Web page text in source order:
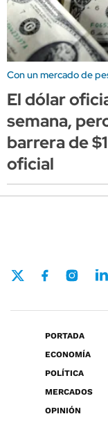
Con un mercado de
El dólar
semana,
barrera de
oficial
PORTADA
ECONOMÍA
POLÍTICA
MERCADOS
OPINIÓN